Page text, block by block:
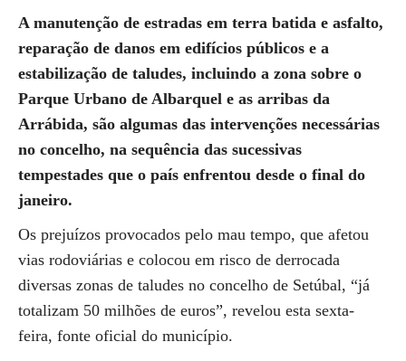
A manutenção de estradas em terra batida e asfalto,
reparação de danos em edifícios públicos e a
estabilização de taludes, incluindo a zona sobre o
Parque Urbano de Albarquel e as arribas da
Arrábida, são algumas das intervenções necessárias
no concelho, na sequência das sucessivas
tempestades que o país enfrentou desde o final do
janeiro.
Os prejuízos provocados pelo mau tempo, que afetou
vias rodoviárias e colocou em risco de derrocada
diversas zonas de taludes no concelho de Setúbal, “já
totalizam 50 milhões de euros”, revelou esta sexta-
feira, fonte oficial do município.